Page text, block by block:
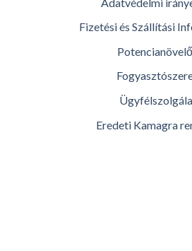
Fizetési és Szállítási
Eredeti Kamagra